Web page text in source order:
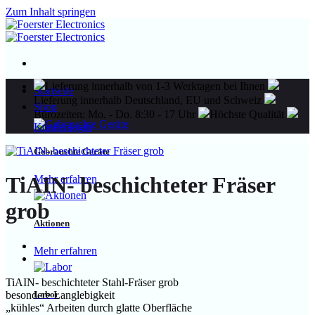
Zum Inhalt springen
Startseite
Shop
Gebrauchte Geräte
Mehr erfahren
Aktionen
Mehr erfahren
Labor
Lieferung innerhalb von 1-3 Werktagen bei Ihnen
Lieferung innerhalb Deutschland, EU und Schweiz
Bürozeiten: Mo. - Do. 8:30 - 17 Uhr
Höchste Qualität
Kundenlogin
TiAIN- beschichteter Fräser
grob
TiAIN- beschichteter Stahl-Fräser grob
besondere Langlebigkeit
„kühles“ Arbeiten durch glatte Oberfläche